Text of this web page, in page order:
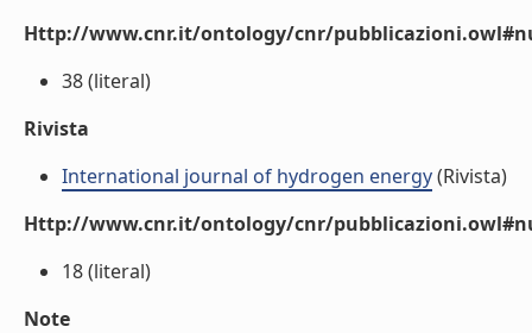
Http://www.cnr.it/ontology/cnr/
38 (literal)
Rivista
International journal of hydrogen energy(Rivista)
Http://www.cnr.it/ontology/cnr/
18 (literal)
Note